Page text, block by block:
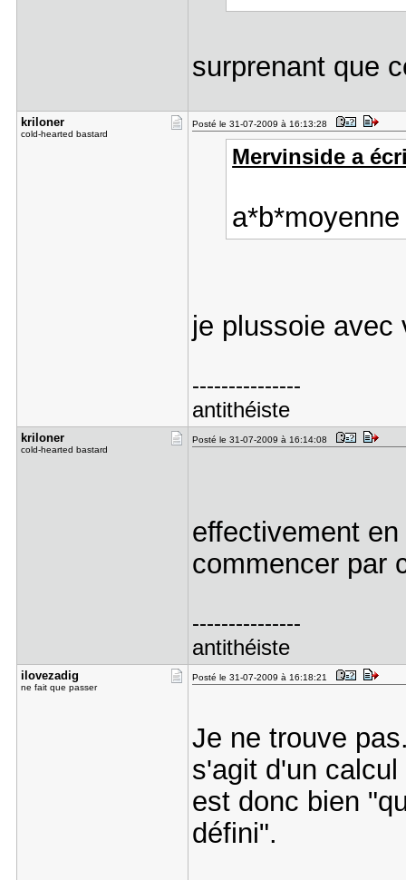
surprenant que
kriloner
cold-hearted bastard
Posté le 31-07-2009 à 16:13:28
Mervinside a
je plussoie avec
---------------
antithéiste
kriloner
cold-hearted bastard
Posté le 31-07-2009 à 16:14:08
effectivement
commencer par
---------------
antithéiste
ilovezadig
ne fait que passer
Posté le 31-07-2009 à 16:18:21
Je ne trouve
s'agit d'un
est donc bien
défini".